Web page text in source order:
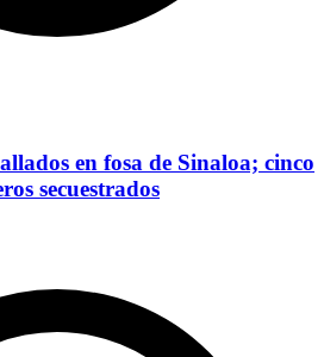
en fosa de Sinaloa; cinco
secuestrados